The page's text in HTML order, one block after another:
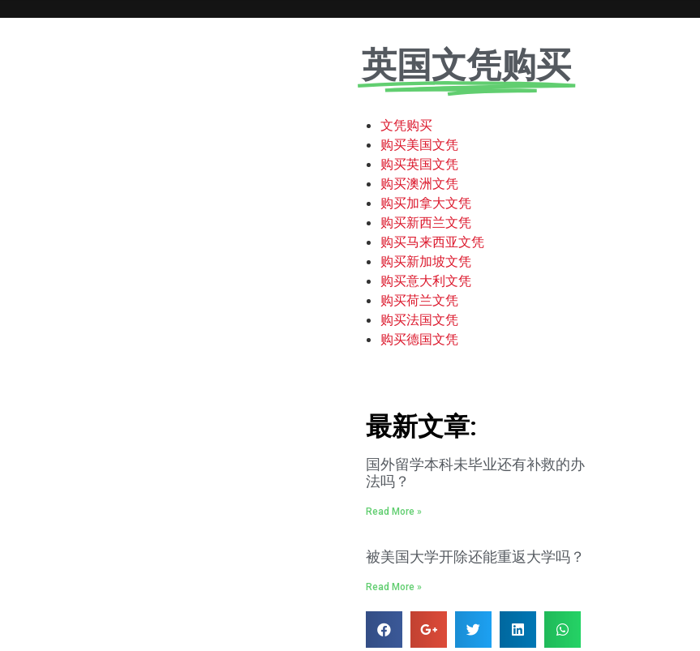
英国文凭购买
文凭购买
购买美国文凭
购买英国文凭
购买澳洲文凭
购买加拿大文凭
购买新西兰文凭
购买马来西亚文凭
购买新加坡文凭
购买意大利文凭
购买荷兰文凭
购买法国文凭
购买德国文凭
最新文章:
国外留学本科未毕业还有补救的办
法吗？
Read More »
被美国大学开除还能重返大学吗？
Read More »